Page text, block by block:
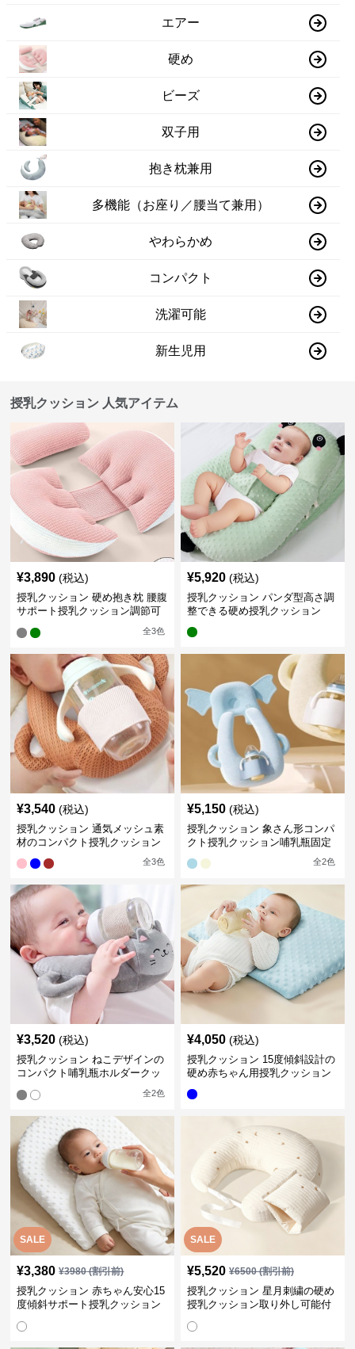
エアー
硬め
ビーズ
双子用
抱き枕兼用
多機能（お座り／腰当て兼用）
やわらかめ
コンパクト
洗濯可能
新生児用
授乳クッション 人気アイテム
¥3,890 (税込)
授乳クッション 硬め抱き枕 腰腹
サポート授乳クッション調節可
全3色
¥5,920 (税込)
授乳クッション パンダ型高さ調
整できる硬め授乳クッション
¥3,540 (税込)
授乳クッション 通気メッシュ素
材のコンパクト授乳クッション
全3色
¥5,150 (税込)
授乳クッション 象さん形コンパ
クト授乳クッション哺乳瓶固定
全2色
¥3,520 (税込)
授乳クッション ねこデザインの
コンパクト哺乳瓶ホルダークッ
全2色
¥4,050 (税込)
授乳クッション 15度傾斜設計の
硬め赤ちゃん用授乳クッション
SALE
¥3,380 ¥3980(割引前)
授乳クッション 赤ちゃん安心15
度傾斜サポート授乳クッション
SALE
¥5,520 ¥6500(割引前)
授乳クッション 星月刺繍の硬め
授乳クッション取り外し可能付